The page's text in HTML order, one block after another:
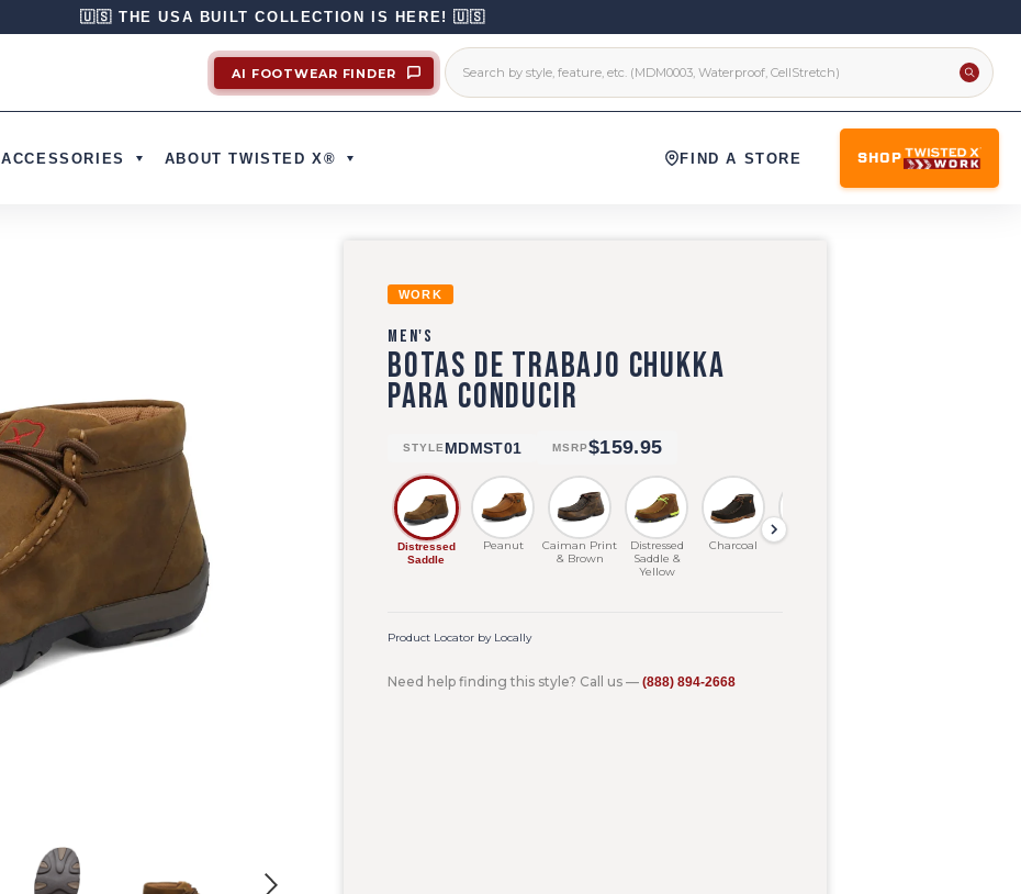
🇺🇸 THE USA BUILT COLLECTION IS HERE! 🇺🇸
AI FOOTWEAR FINDER
ACCESSORIES ABOUT TWISTED X® FIND A STORE SHOP
WORK
MEN'S
BOTAS DE TRABAJO CHUKKA
PARA CONDUCIR
STYLE MDMST01 MSRP$159.95
Distressed
Saddle
Peanut
Caiman Print
& Brown
Distressed
Saddle &
Yellow
Charcoal
Product Locator by Locally
Need help finding this style? Call us — (888) 894-2668